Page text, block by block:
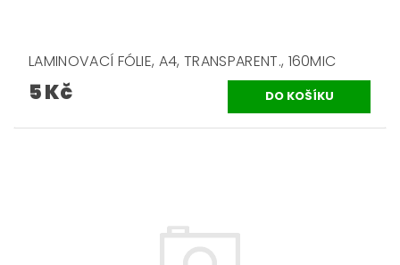
LAMINOVACÍ FÓLIE, A4, TRANSPARENT., 160MIC
5 Kč